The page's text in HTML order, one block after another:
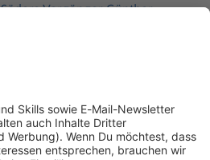
Vorgänger Günther
hatte bereits in zahlreichen
im vergangenen Jahr etwa
als Trickfilmfigur Shrek, als
oder als Gandalf aus «Herr